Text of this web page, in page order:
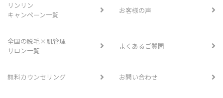
リンリン
キャンペーン一覧
お客様の声
全国の脱毛×肌管理
サロン一覧
よくあるご質問
無料カウンセリング お問い合わせ